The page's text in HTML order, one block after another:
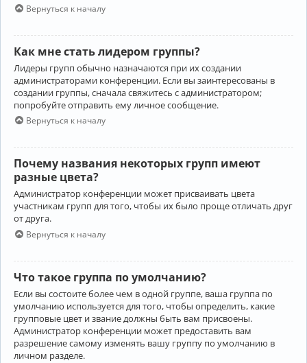
Вернуться к началу
Как мне стать лидером группы?
Лидеры групп обычно назначаются при их создании
администраторами конференции. Если вы заинтересованы в
создании группы, сначала свяжитесь с администратором;
попробуйте отправить ему личное сообщение.
Вернуться к началу
Почему названия некоторых групп имеют
разные цвета?
Администратор конференции может присваивать цвета
участникам групп для того, чтобы их было проще отличать друг
от друга.
Вернуться к началу
Что такое группа по умолчанию?
Если вы состоите более чем в одной группе, ваша группа по
умолчанию используется для того, чтобы определить, какие
групповые цвет и звание должны быть вам присвоены.
Администратор конференции может предоставить вам
разрешение самому изменять вашу группу по умолчанию в
личном разделе.